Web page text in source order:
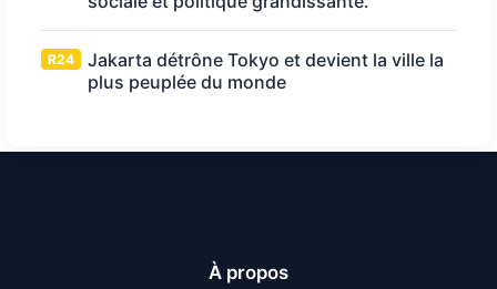
R24
Jakarta détrône Tokyo et devient la ville la
plus peuplée du monde
À propos